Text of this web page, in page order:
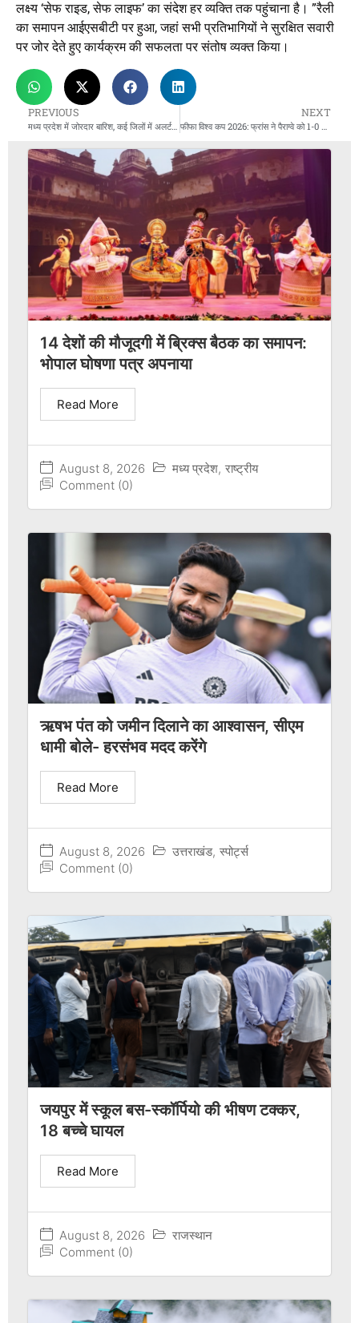
लक्ष्य ‘सेफ राइड, सेफ लाइफ’ का संदेश हर व्यक्ति तक पहुंचाना है। ”रैली
का समापन आईएसबीटी पर हुआ, जहां सभी प्रतिभागियों ने सुरक्षित सवारी
पर जोर देते हुए कार्यक्रम की सफलता पर संतोष व्यक्त किया।
PREVIOUS
मध्य प्रदेश में जोरदार बारिश, कई जिलों में अलर्ट जारी
NEXT
14 देशों की मौजूदगी में ब्रिक्स बैठक का समापन:
भोपाल घोषणा पत्र अपनाया
August 8, 2026 मध्य प्रदेश, राष्ट्रीय
Comment (0)
Read More
ऋषभ पंत को जमीन दिलाने का आश्वासन, सीएम
धामी बोले- हरसंभव मदद करेंगे
August 8, 2026 उत्तराखंड, स्पोर्ट्स
Comment (0)
Read More
जयपुर में स्कूल बस-स्कॉर्पियो की भीषण टक्कर,
18 बच्चे घायल
August 8, 2026
राजस्थान
Comment (0)
Read More